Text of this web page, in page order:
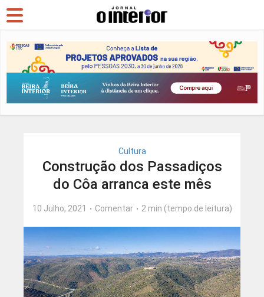
Cultura
Construção dos Passadiços
do Côa arranca este mês
10 Julho, 2021 Comentar 2 min (tempo de leitura)